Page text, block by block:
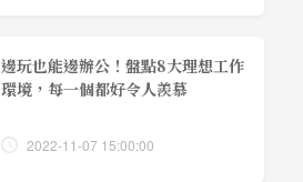
邊玩也能邊辦公！盤點8大理想工作
環境，每一個都好令人羨慕
2022-11-07 15:00:00